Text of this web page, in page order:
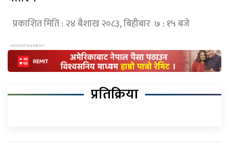
प्रकाशित मिति : २४ बैशाख २०८३, बिहीबार ७ : १५ बजे
प्रतिक्रिया